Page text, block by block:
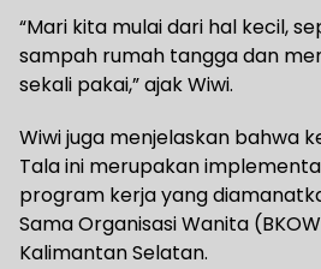
“Mari kita mulai dari hal kecil,
sampah rumah tangga dan
sekali pakai,” ajak Wiwi.
Wiwi juga menjelaskan bahwa
Tala ini merupakan
program kerja yang
Sama Organisasi Wanita
Kalimantan Selatan.